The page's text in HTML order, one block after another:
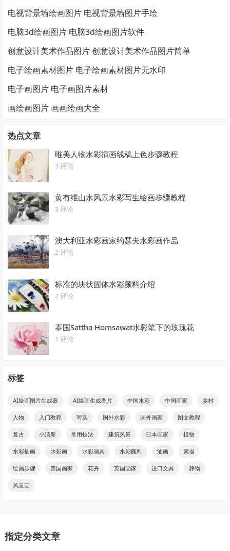
电视背景墙绘画图片 电视背景墙图片手绘
电脑3d绘画图片 电脑3d绘画图片软件
创意设计美术作品图片 创意设计美术作品图片简单
电子绘画素材图片 电子绘画素材图片无水印
电子画图片 电子画图片素材
画绘画图片 画画绘画大全
热点文章
唯美人物水彩插画线稿上色步骤教程
3 评论
黄有维山水风景水彩写生绘画步骤教程
3 评论
澳大利亚水彩画家约瑟夫水彩画作品
2 评论
标准的块状固体水彩颜料介绍
2 评论
泰国Sattha Homsawat水彩笔下的玫瑰花
1 评论
标签
AI绘画图片生成器 AI绘画生成图片 中国水彩 中国画家 乡村
人物 入门教程 写实 国外水彩 国外画家 图文教程
复古 小清新 常用技法 建筑风景 日本画家 植物
水彩插画 水彩画 水彩画具 水彩颜料 油画 素描
绘画步骤 美国画家 花卉 英国画家 进口文具 静物
风景画
指定分类文章